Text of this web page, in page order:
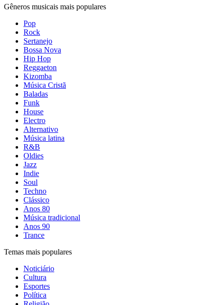
Gêneros musicais mais populares
Pop
Rock
Sertanejo
Bossa Nova
Hip Hop
Reggaeton
Kizomba
Música Cristã
Baladas
Funk
House
Electro
Alternativo
Música latina
R&B
Oldies
Jazz
Indie
Soul
Techno
Clássico
Anos 80
Música tradicional
Anos 90
Trance
Temas mais populares
Noticiário
Cultura
Esportes
Política